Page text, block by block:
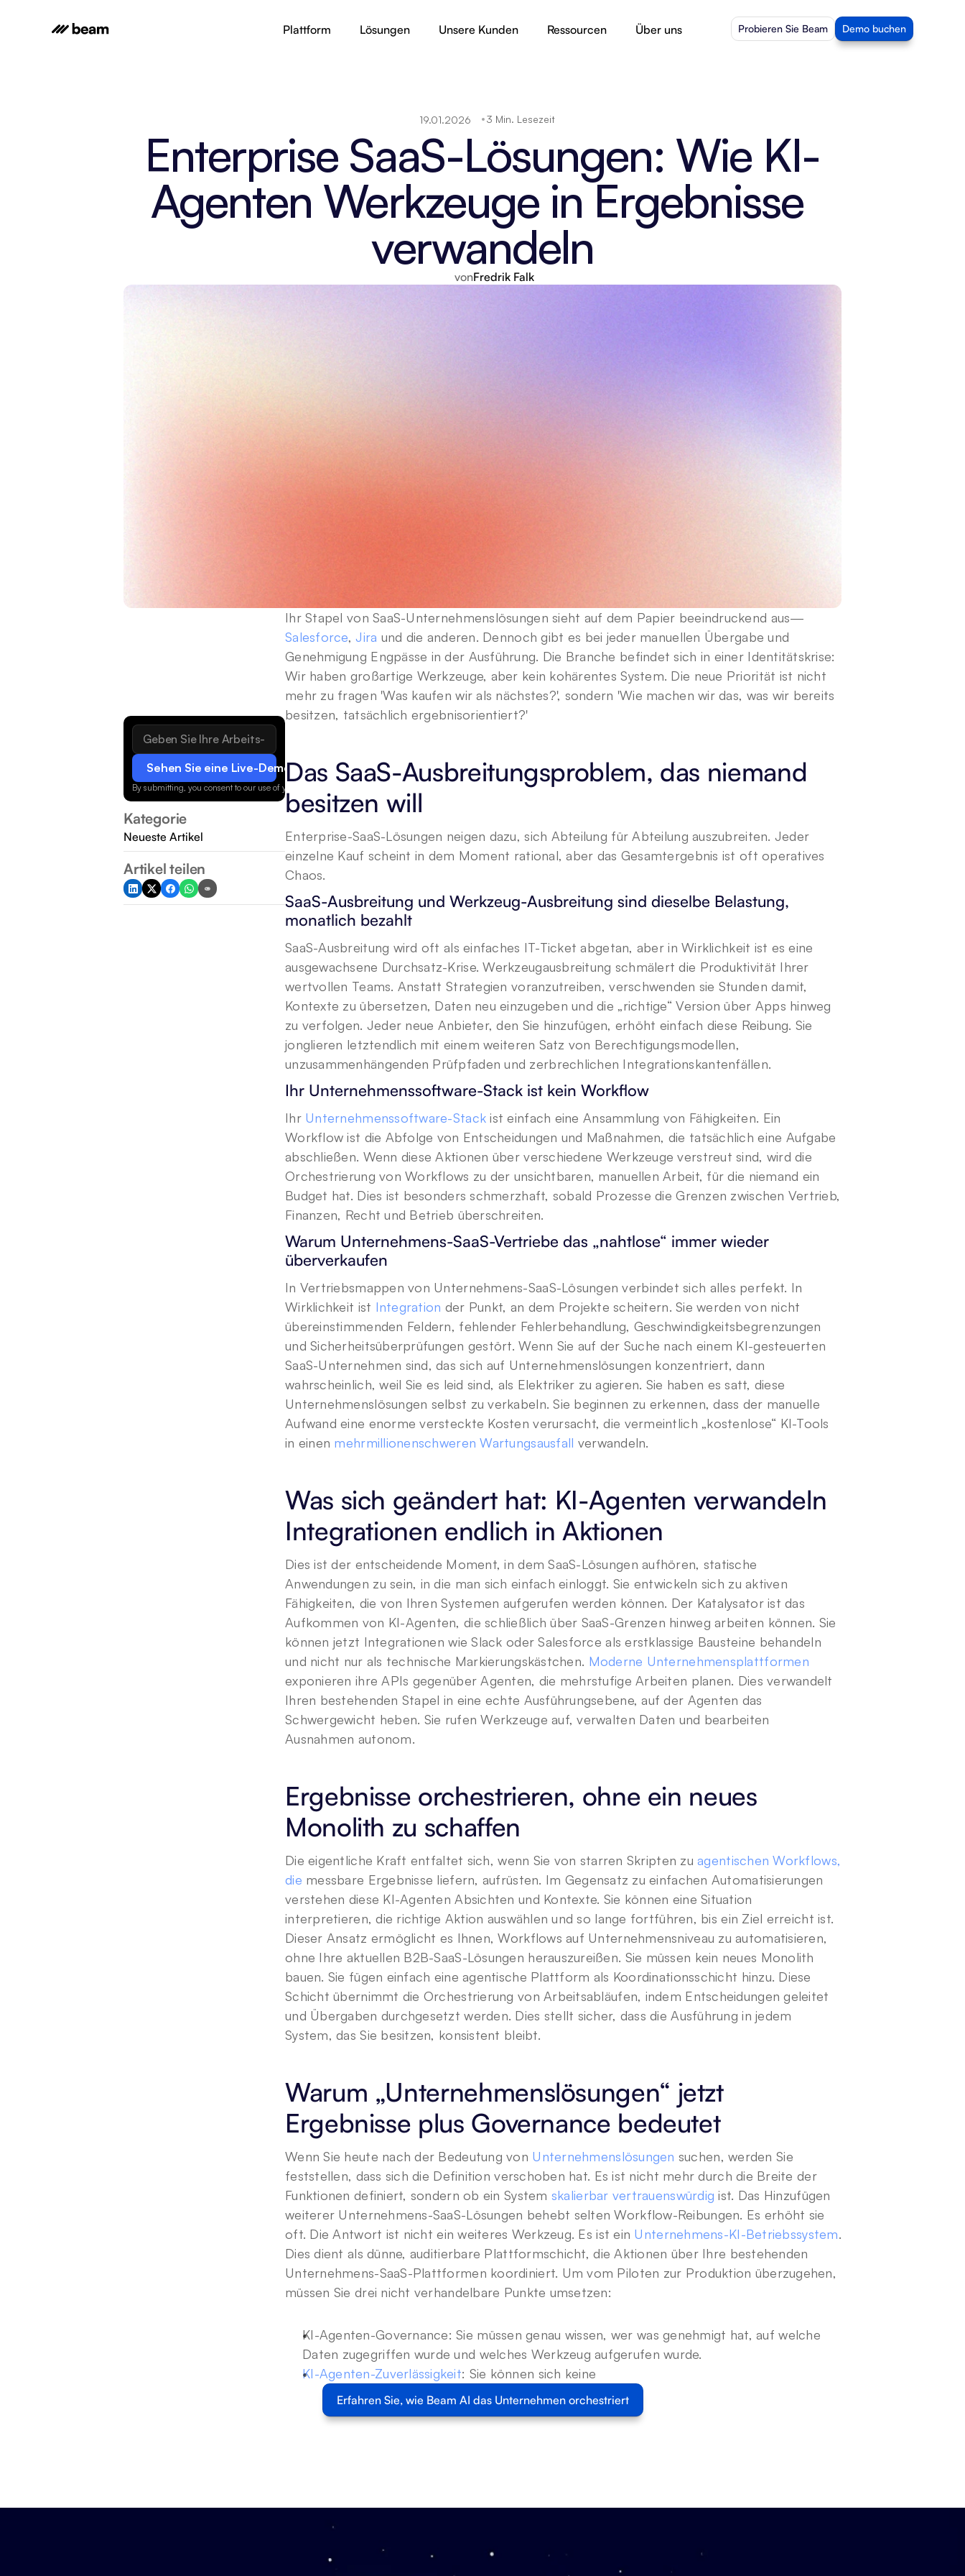
Plattform Lösungen Unsere Kunden Ressourcen Über uns Probieren Sie Beam Demo buchen
19.01.2026 3 Min. Lesezeit
Enterprise SaaS-Lösungen: Wie KI-
Agenten Werkzeuge in Ergebnisse
verwandeln
vonFredrik Falk
Sehen Sie eine Live-Demo
By submitting, you consent to our use of your data.
Kategorie
Neueste Artikel
Artikel teilen
Ihr Stapel von SaaS-Unternehmenslösungen sieht auf dem Papier beeindruckend aus—
Salesforce, Jira und die anderen. Dennoch gibt es bei jeder manuellen Übergabe und
Genehmigung Engpässe in der Ausführung. Die Branche befindet sich in einer Identitätskrise:
Wir haben großartige Werkzeuge, aber kein kohärentes System. Die neue Priorität ist nicht
mehr zu fragen 'Was kaufen wir als nächstes?', sondern 'Wie machen wir das, was wir bereits
besitzen, tatsächlich ergebnisorientiert?'
Das SaaS-Ausbreitungsproblem, das niemand
besitzen will
Enterprise-SaaS-Lösungen neigen dazu, sich Abteilung für Abteilung auszubreiten. Jeder
einzelne Kauf scheint in dem Moment rational, aber das Gesamtergebnis ist oft operatives
Chaos.
SaaS-Ausbreitung und Werkzeug-Ausbreitung sind dieselbe Belastung,
monatlich bezahlt
SaaS-Ausbreitung wird oft als einfaches IT-Ticket abgetan, aber in Wirklichkeit ist es eine
ausgewachsene Durchsatz-Krise. Werkzeugausbreitung schmälert die Produktivität Ihrer
wertvollen Teams. Anstatt Strategien voranzutreiben, verschwenden sie Stunden damit,
Kontexte zu übersetzen, Daten neu einzugeben und die „richtige“ Version über Apps hinweg
zu verfolgen. Jeder neue Anbieter, den Sie hinzufügen, erhöht einfach diese Reibung. Sie
jonglieren letztendlich mit einem weiteren Satz von Berechtigungsmodellen,
unzusammenhängenden Prüfpfaden und zerbrechlichen Integrationskantenfällen.
Ihr Unternehmenssoftware-Stack ist kein Workflow
Ihr Unternehmenssoftware-Stack ist einfach eine Ansammlung von Fähigkeiten. Ein
Workflow ist die Abfolge von Entscheidungen und Maßnahmen, die tatsächlich eine Aufgabe
abschließen. Wenn diese Aktionen über verschiedene Werkzeuge verstreut sind, wird die
Orchestrierung von Workflows zu der unsichtbaren, manuellen Arbeit, für die niemand ein
Budget hat. Dies ist besonders schmerzhaft, sobald Prozesse die Grenzen zwischen Vertrieb,
Finanzen, Recht und Betrieb überschreiten.
Warum Unternehmens-SaaS-Vertriebe das „nahtlose“ immer wieder
überverkaufen
In Vertriebsmappen von Unternehmens-SaaS-Lösungen verbindet sich alles perfekt. In
Wirklichkeit ist Integration der Punkt, an dem Projekte scheitern. Sie werden von nicht
übereinstimmenden Feldern, fehlender Fehlerbehandlung, Geschwindigkeitsbegrenzungen
und Sicherheitsüberprüfungen gestört. Wenn Sie auf der Suche nach einem KI-gesteuerten
SaaS-Unternehmen sind, das sich auf Unternehmenslösungen konzentriert, dann
wahrscheinlich, weil Sie es leid sind, als Elektriker zu agieren. Sie haben es satt, diese
Unternehmenslösungen selbst zu verkabeln. Sie beginnen zu erkennen, dass der manuelle
Aufwand eine enorme versteckte Kosten verursacht, die vermeintlich „kostenlose“ KI-Tools
in einen mehrmillionenschweren Wartungsausfall verwandeln.
Was sich geändert hat: KI-Agenten verwandeln
Integrationen endlich in Aktionen
Dies ist der entscheidende Moment, in dem SaaS-Lösungen aufhören, statische
Anwendungen zu sein, in die man sich einfach einloggt. Sie entwickeln sich zu aktiven
Fähigkeiten, die von Ihren Systemen aufgerufen werden können. Der Katalysator ist das
Aufkommen von KI-Agenten, die schließlich über SaaS-Grenzen hinweg arbeiten können. Sie
können jetzt Integrationen wie Slack oder Salesforce als erstklassige Bausteine behandeln
und nicht nur als technische Markierungskästchen. Moderne Unternehmensplattformen
exponieren ihre APIs gegenüber Agenten, die mehrstufige Arbeiten planen. Dies verwandelt
Ihren bestehenden Stapel in eine echte Ausführungsebene, auf der Agenten das
Schwergewicht heben. Sie rufen Werkzeuge auf, verwalten Daten und bearbeiten
Ausnahmen autonom.
Ergebnisse orchestrieren, ohne ein neues
Monolith zu schaffen
Die eigentliche Kraft entfaltet sich, wenn Sie von starren Skripten zu agentischen Workflows,
die messbare Ergebnisse liefern, aufrüsten. Im Gegensatz zu einfachen Automatisierungen
verstehen diese KI-Agenten Absichten und Kontexte. Sie können eine Situation
interpretieren, die richtige Aktion auswählen und so lange fortführen, bis ein Ziel erreicht ist.
Dieser Ansatz ermöglicht es Ihnen, Workflows auf Unternehmensniveau zu automatisieren,
ohne Ihre aktuellen B2B-SaaS-Lösungen herauszureißen. Sie müssen kein neues Monolith
bauen. Sie fügen einfach eine agentische Plattform als Koordinationsschicht hinzu. Diese
Schicht übernimmt die Orchestrierung von Arbeitsabläufen, indem Entscheidungen geleitet
und Übergaben durchgesetzt werden. Dies stellt sicher, dass die Ausführung in jedem
System, das Sie besitzen, konsistent bleibt.
Warum „Unternehmenslösungen“ jetzt
Ergebnisse plus Governance bedeutet
Wenn Sie heute nach der Bedeutung von Unternehmenslösungen suchen, werden Sie
feststellen, dass sich die Definition verschoben hat. Es ist nicht mehr durch die Breite der
Funktionen definiert, sondern ob ein System skalierbar vertrauenswürdig ist. Das Hinzufügen
weiterer Unternehmens-SaaS-Lösungen behebt selten Workflow-Reibungen. Es erhöht sie
oft. Die Antwort ist nicht ein weiteres Werkzeug. Es ist ein Unternehmens-KI-Betriebssystem.
Dies dient als dünne, auditierbare Plattformschicht, die Aktionen über Ihre bestehenden
Unternehmens-SaaS-Plattformen koordiniert. Um vom Piloten zur Produktion überzugehen,
müssen Sie drei nicht verhandelbare Punkte umsetzen:
KI-Agenten-Governance: Sie müssen genau wissen, wer was genehmigt hat, auf welche
Daten zugegriffen wurde und welches Werkzeug aufgerufen wurde.
KI-Agenten-Zuverlässigkeit: Sie können sich keine
Erfahren Sie, wie Beam AI das Unternehmen orchestriert